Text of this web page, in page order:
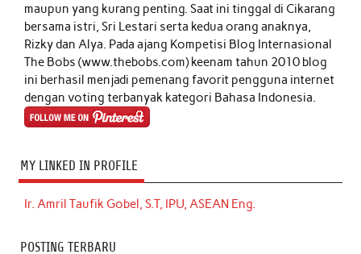
maupun yang kurang penting. Saat ini tinggal di Cikarang
bersama istri, Sri Lestari serta kedua orang anaknya,
Rizky dan Alya. Pada ajang Kompetisi Blog Internasional
The Bobs (www.thebobs.com) keenam tahun 2010 blog
ini berhasil menjadi pemenang favorit pengguna internet
dengan voting terbanyak kategori Bahasa Indonesia.
MY LINKED IN PROFILE
Ir. Amril Taufik Gobel, S.T, IPU, ASEAN Eng.
POSTING TERBARU